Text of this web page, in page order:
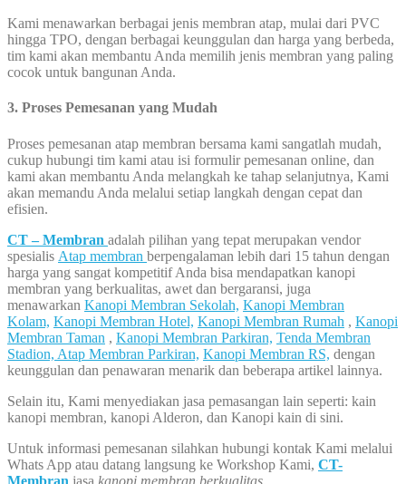
Kami menawarkan berbagai jenis membran atap, mulai dari PVC
hingga TPO, dengan berbagai keunggulan dan harga yang berbeda,
tim kami akan membantu Anda memilih jenis membran yang paling
cocok untuk bangunan Anda.
3. Proses Pemesanan yang Mudah
Proses pemesanan atap membran bersama kami sangatlah mudah,
cukup hubungi tim kami atau isi formulir pemesanan online, dan
kami akan membantu Anda melangkah ke tahap selanjutnya, Kami
akan memandu Anda melalui setiap langkah dengan cepat dan
efisien.
CT – Membran adalah pilihan yang tepat merupakan vendor
spesialis Atap membran berpengalaman lebih dari 15 tahun dengan
harga yang sangat kompetitif Anda bisa mendapatkan kanopi
membran yang berkualitas, awet dan bergaransi, juga
menawarkan Kanopi Membran Sekolah, Kanopi Membran
Kolam, Kanopi Membran Hotel, Kanopi Membran Rumah , Kanopi
Membran Taman , Kanopi Membran Parkiran, Tenda Membran
Stadion, Atap Membran Parkiran, Kanopi Membran RS, dengan
keunggulan dan penawaran menarik dan beberapa artikel lainnya.
Selain itu, Kami menyediakan jasa pemasangan lain seperti: kain
kanopi membran, kanopi Alderon, dan Kanopi kain di sini.
Untuk informasi pemesanan silahkan hubungi kontak Kami melalui
Whats App atau datang langsung ke Workshop Kami, CT-
Membran jasa kanopi membran berkualitas.